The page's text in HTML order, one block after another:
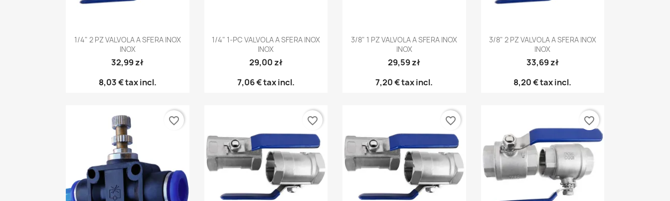
Anteprima
1/4" 2 PZ VALVOLA A SFERA INOX
INOX
32,99 zł
8,03 €tax incl.
Anteprima
1/4" 1-PC VALVOLA A SFERA INOX
INOX
29,00 zł
7,06 €tax incl.
Anteprima
3/8" 1 PZ VALVOLA A SFERA INOX
INOX
29,59 zł
7,20 €tax incl.
Anteprima
3/8" 2 PZ VALVOLA A SFERA INOX
INOX
33,69 zł
8,20 €tax incl.
favorite_border favorite_border favorite_border favorite_border